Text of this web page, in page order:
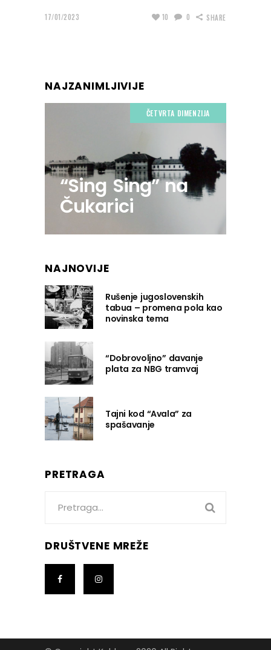
17/01/2023 10 0 SHARE
NAJZANIMLJIVIJE
ČETVRTA DIMENZIJA
“Sing Sing” na
Čukarici
NAJNOVIJE
Rušenje jugoslovenskih
tabua – promena pola kao
novinska tema
“Dobrovoljno” davanje
plata za NBG tramvaj
Tajni kod “Avala” za
spašavanje
PRETRAGA
DRUŠTVENE MREŽE